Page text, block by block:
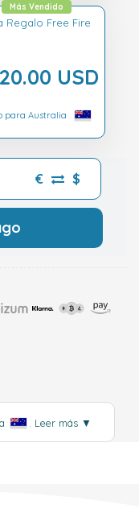
Regalo Free Fire
20.00 USD
Más Vendido
para Australia
€ $
Leer más ▼